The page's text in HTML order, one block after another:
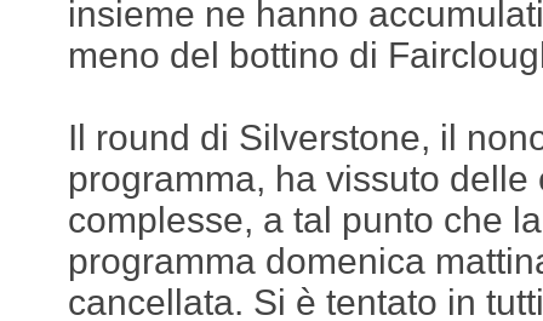
insieme ne hanno
meno del bottino di
Il round di Silverstone, il
programma, ha vissuto
complesse, a tal punto che
programma domenica
cancellata. Si è tentato in